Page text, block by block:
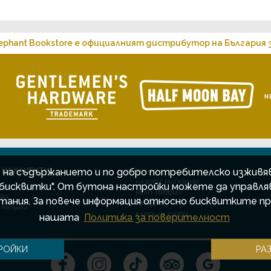
на съдържанието и по добро потребителско
От бутона настройки можете да
За повече информация относно бисквитките
нашата Политика за поверителност
Bookstore е официалният дистрибутор на България
КЛИЕНТИ
ЗА НАС
НАШИТЕ МАГАЗИНИ
МОЯТ ПРОФИЛ
КАРИЕРИ
КАРТА НА САЙТА